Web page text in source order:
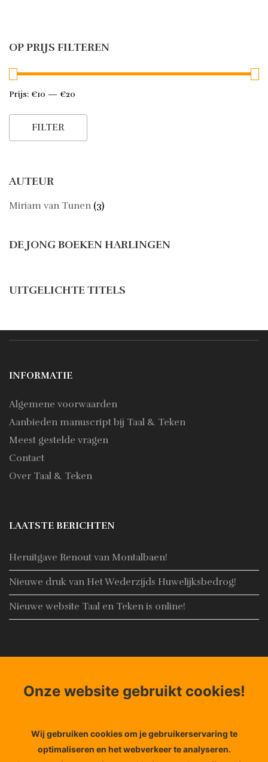
OP PRIJS FILTEREN
FILTER
Prijs: €10 — €20
AUTEUR
Miriam van Tunen (3)
DE JONG BOEKEN HARLINGEN
UITGELICHTE TITELS
INFORMATIE
Algemene voorwaarden
Aanbieden manuscript bij Taal & Teken
Meest gestelde vragen
Contact
Over Taal & Teken
LAATSTE BERICHTEN
Heruitgave Renout van Montalbaen!
Nieuwe druk van Het Wederzijds Huwelijksbedrog!
Nieuwe website Taal en Teken is online!
CONTACT
Adres:Noorderhaven 4, 8861 AN Harlingen
Onze website gebruikt cookies!
Wij gebruiken cookies om je gebruikerservaring te
optimaliseren en het webverkeer te analyseren.